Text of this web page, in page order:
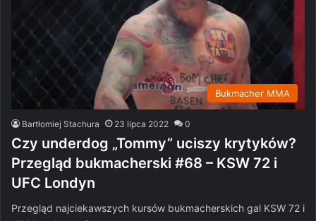
Bukmacher MMA
Bartłomiej Stachura 23 lipca 2022 0
Czy underdog „Tommy” uciszy krytyków?
Przegląd bukmacherski #68 – KSW 72 i
UFC Londyn
Przegląd najciekawszych kursów bukmacherskich gal KSW 72 i